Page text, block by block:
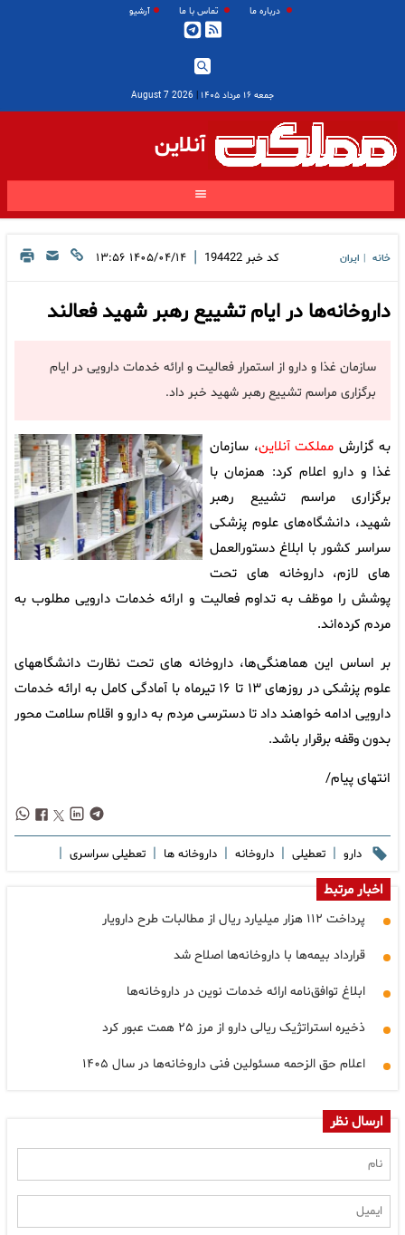
درباره ما تماس با ما آرشیو
جمعه ۱۶ مرداد ۱۴۰۵ |
2026 August 7
آنلاین
خانه ایران کد خبر 194422
| ۱۴۰۵/۰۴/۱۴ ۱۳:۵۶
داروخانه‌ها در ایام تشییع رهبر شهید فعالند
سازمان غذا و دارو از استمرار فعالیت و ارائه خدمات دارویی در ایام
برگزاری مراسم تشییع رهبر شهید خبر داد.
به گزارش مملکت آنلاین، سازمان
غذا و دارو اعلام کرد: همزمان با
برگزاری مراسم تشییع رهبر
شهید، دانشگاه‌های علوم پزشکی
سراسر کشور با ابلاغ دستورالعمل
های لازم، داروخانه های تحت
پوشش را موظف به تداوم فعالیت و ارائه خدمات دارویی مطلوب به
مردم کرده‌اند.
بر اساس این هماهنگی‌ها، داروخانه های تحت نظارت دانشگاههای
علوم پزشکی در روزهای ۱۳ تا ۱۶ تیرماه با آمادگی کامل به ارائه خدمات
دارویی ادامه خواهند داد تا دسترسی مردم به دارو و اقلام سلامت محور
بدون وقفه برقرار باشد.
انتهای پیام/
دارو | تعطیلی | داروخانه | داروخانه ها | تعطیلی سراسری |
اخبار مرتبط
پرداخت ۱۱۲ هزار میلیارد ریال از مطالبات طرح دارویار
قرارداد بیمه‌ها با داروخانه‌ها اصلاح شد
ابلاغ توافق‌نامه ارائه خدمات نوین در داروخانه‌ها
ذخیره استراتژیک ریالی دارو از مرز ۲۵ همت عبور کرد
اعلام حق الزحمه مسئولین فنی داروخانه‌ها در سال ۱۴۰۵
ارسال نظر